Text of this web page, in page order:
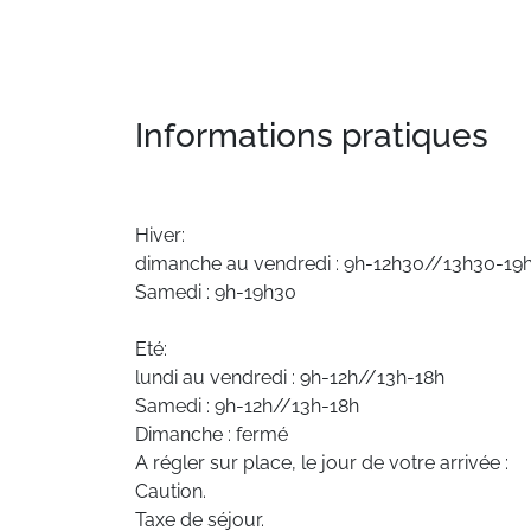
Informations pratiques
Hiver:
dimanche au vendredi : 9h-12h30//13h30-
Samedi : 9h-19h30
Eté:
lundi au vendredi : 9h-12h//13h-18h
Samedi : 9h-12h//13h-18h
Dimanche : fermé
A régler sur place, le jour de votre arrivée :
Caution.
Taxe de séjour.